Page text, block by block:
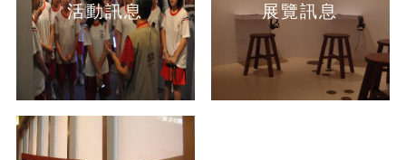
活動訊息 展覽訊息